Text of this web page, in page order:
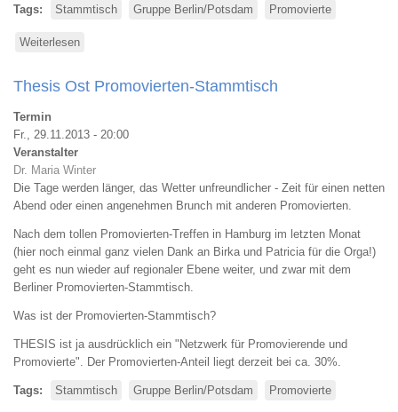
Tags Stammtisch Gruppe Berlin/Potsdam Promovierte
Weiterlesen
Promovierten-
Stammtisch
Herbstedition
Thesis Ost Promovierten-Stammtisch
Termin
Fr., 29.11.2013 - 20:00
Veranstalter
Dr. Maria Winter
Die Tage werden länger, das Wetter unfreundlicher - Zeit für einen netten
Abend oder einen angenehmen Brunch mit anderen Promovierten.
Nach dem tollen Promovierten-Treffen in Hamburg im letzten Monat
(hier noch einmal ganz vielen Dank an Birka und Patricia für die Orga!)
geht es nun wieder auf regionaler Ebene weiter, und zwar mit dem
Berliner Promovierten-Stammtisch.
Was ist der Promovierten-Stammtisch?
THESIS ist ja ausdrücklich ein "Netzwerk für Promovierende und
Promovierte". Der Promovierten-Anteil liegt derzeit bei ca. 30%.
Tags Stammtisch Gruppe Berlin/Potsdam Promovierte